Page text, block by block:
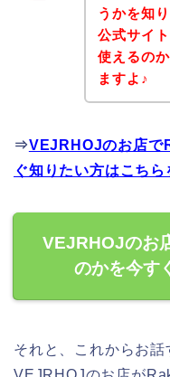
うかを知
公式サイ
使えるの
ますよ♪
⇒VEJRHOJのお店で
ぐ知りたい方はこちら
VEJRHOJのお
のかを今す
それと、これからお話